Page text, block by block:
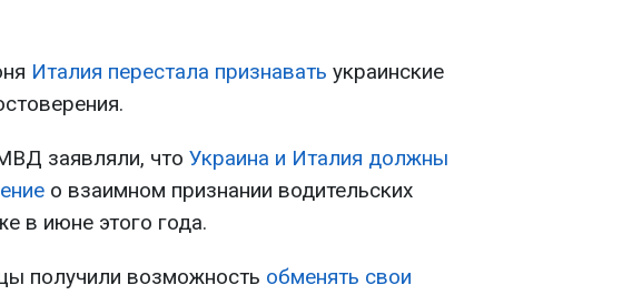
Италия перестала признавать украинские
заявляли, что Украина и Италия должны
о взаимном признании водительских
в июне этого года.
получили возможность обменять свои